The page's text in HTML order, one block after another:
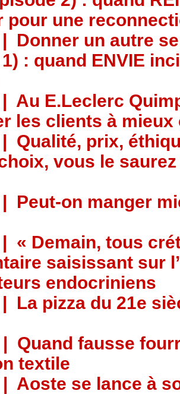
pour une
| Donner un autre
: quand ENVIE
| Au E.Leclerc
les clients à
| Qualité, prix,
vous le
| Peut-on manger
| « Demain, tous
saisissant sur
endocriniens
| La pizza du 21e
| Quand fausse
textile
| Aoste se lance à